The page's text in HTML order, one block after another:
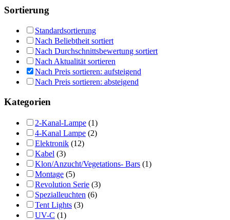
Sortierung
Standardsortierung
Nach Beliebtheit sortiert
Nach Durchschnittsbewertung sortiert
Nach Aktualität sortieren
Nach Preis sortieren: aufsteigend
Nach Preis sortieren: absteigend
Kategorien
2-Kanal-Lampe (1)
4-Kanal Lampe (2)
Elektronik (12)
Kabel (3)
Klon/Anzucht/Vegetations- Bars (1)
Montage (5)
Revolution Serie (3)
Spezialleuchten (6)
Tent Lights (3)
UV-C (1)